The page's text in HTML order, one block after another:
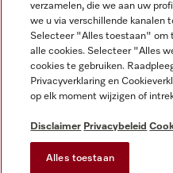
Wettelijke Informatie
Algemene voorwaarden
Privacybeleid
Gebruiksvoorwaarden
Toegankelijkheidsverklaring
Digital Services Act
verzamelen, die we aan uw
we u via verschillende kanalen
Selecteer "Alles toestaan" om
alle cookies. Selecteer "Alles
cookies te gebruiken.
Privacyverklaring en
op elk moment wijzigen of
Disclaimer Privacybeleid
Alles toestaan